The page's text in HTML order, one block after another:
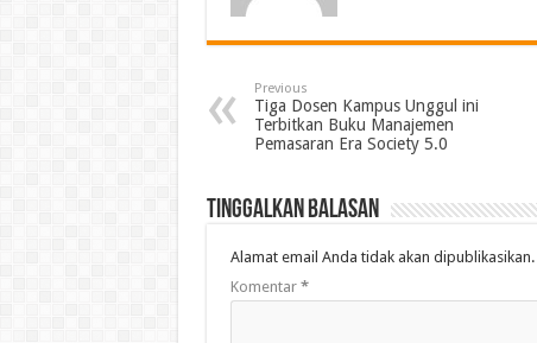
Previous
Tiga Dosen Kampus Unggul ini
Terbitkan Buku Manajemen
Pemasaran Era Society 5.0
Tinggalkan Balasan
Alamat email Anda tidak akan dipublikasikan.
Komentar *